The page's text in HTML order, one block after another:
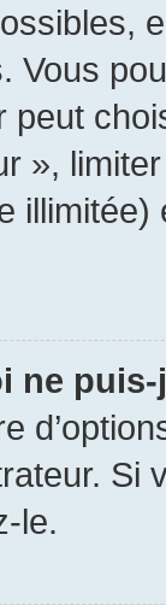
Vous
peut
»,
ne
Si
le.